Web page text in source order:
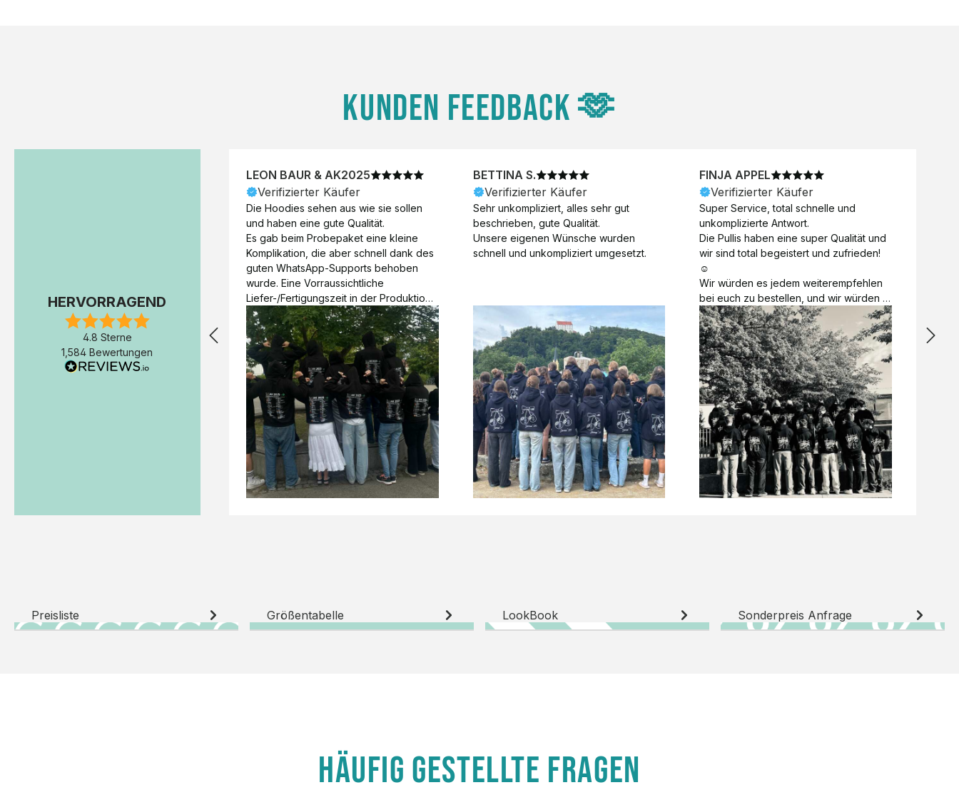
KUNDEN FEEDBACK 🫶
HERVORRAGEND
4.8 Sterne
1,584 Bewertungen
LEON BAUR & AK2025
Verifizierter Käufer
Die Hoodies sehen aus wie sie sollen
und haben eine gute Qualität.
Es gab beim Probepaket eine kleine
Komplikation, die aber schnell dank des
guten WhatsApp-Supports behoben
wurde. Eine Vorraussichtliche
Liefer-/Fertigungszeit in der Produktion
wäre hilfreich. Die Produktion dauerte 7
Werktage (inkl. Samstage und ohne
Express-Produktion), die Lieferung
erfolgte schon am Tag nach der
Fertigstellung der Produktion.
BETTINA S.
Verifizierter Käufer
Sehr unkompliziert, alles sehr gut
beschrieben, gute Qualität.
Unsere eigenen Wünsche wurden
schnell und unkompliziert umgesetzt.
FINJA APPEL
Verifizierter Käufer
Super Service, total schnelle und
unkomplizierte Antwort.
Die Pullis haben eine super Qualität und
wir sind total begeistert und zufrieden!
☺️
Wir würden es jedem weiterempfehlen
bei euch zu bestellen, und wir würden
es auch sofort nochmal tun!
Vielen Dank für alles 😊
Preisliste Größentabelle LookBook Sonderpreis Anfrage
HÄUFIG GESTELLTE FRAGEN